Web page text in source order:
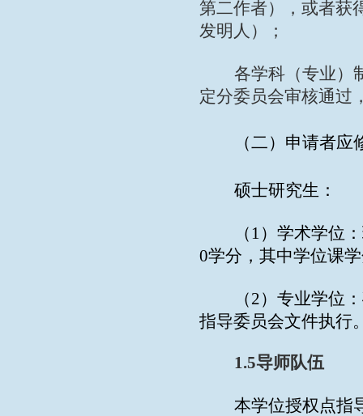
第二作者），或者获
发明人）；
各学科（专业）
定分委员会审核通过
（二）申请者
硕士研究生：
（ 1）学术学位
0学分，其中学位课
（2）专业学位
指导委员会文件执行
1.5导师队伍
本学位授权点指